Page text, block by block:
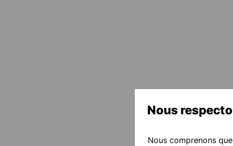
Nous
Nous comprenons